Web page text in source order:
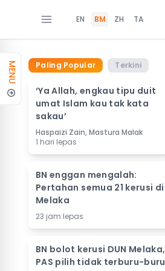
EN BM ZH TA
MENU Paling Popular Terkini
‘Ya Allah, engkau tipu duit
umat Islam kau tak kata
sakau’
Haspaizi Zain, Mastura Malak
1 hari lepas
BN enggan mengalah:
Pertahan semua 21 kerusi di
Melaka
23 jam lepas
BN bolot kerusi DUN Melaka,
PAS pilih tidak terburu-buru